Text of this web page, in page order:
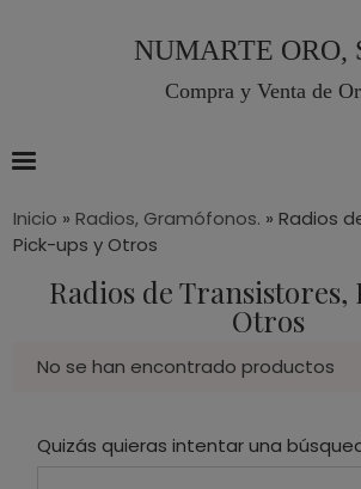
NUMARTE ORO,
Compra y Venta de
Inicio » Radios, Gramófonos. » Radios
Pick-ups y Otros
Radios de Transistores,
Otros
No se han encontrado productos
Quizás quieras intentar una